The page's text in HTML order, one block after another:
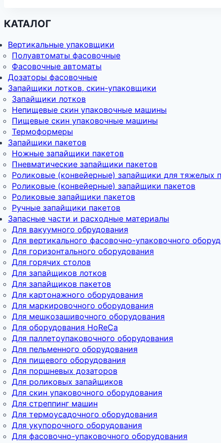
КАТАЛОГ
Вертикальные упаковщики
Полуавтоматы фасовочные
Фасовочные автоматы
Дозаторы фасовочные
Запайщики лотков, скин-упаковщики
Запайщики лотков
Непищевые скин упаковочные машины
Пищевые скин упаковочные машины
Термоформеры
Запайщики пакетов
Ножные запайщики пакетов
Пневматические запайщики пакетов
Роликовые (конвейерные) запайщики для тяжелых
Роликовые (конвейерные) запайщики пакетов
Роликовые запайщики пакетов
Ручные запайщики пакетов
Запасные части и расходные материалы
Для вакуумного обрудования
Для вертикального фасовочно-упаковочного
Для горизонтального оборудования
Для горячих столов
Для запайщиков лотков
Для запайщиков пакетов
Для картонажного оборудования
Для маркировочного оборудования
Для мешкозашивочного оборудования
Для оборудования HoReCa
Для паллетоупаковочного оборудования
Для пельменного оборудования
Для пищевого оборудования
Для поршневых дозаторов
Для роликовых запайщиков
Для скин упаковочного оборудования
Для стреппинг машин
Для термоусадочного оборудования
Для укупорочного оборудования
Для фасовочно-упаковочного оборудования